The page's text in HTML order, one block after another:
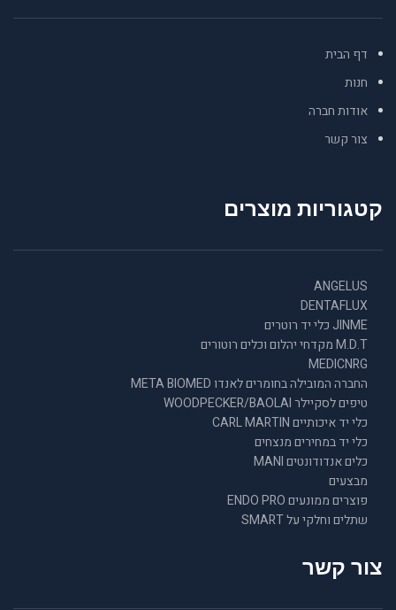
דף הבית
חנות
אודות חברה
צור קשר
קטגוריות מוצרים
ANGELUS
DENTAFLUX
JINME כלי יד רוטרים
M.D.T מקדחי יהלום וכלים רוטורים
MEDICNRG
החברה המובילה בחומרים לאנדו META BIOMED
טיפים לסקיילר WOODPECKER/BAOLAI
כלי יד איכותיים CARL MARTIN
כלי יד במחירים מנצחים
כלים אנדודונטים MANI
מבצעים
פוצרים ממונעים ENDO PRO
שתלים וחלקי על SMART
צור קשר